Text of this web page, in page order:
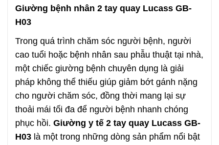
Giường bệnh nhân 2 tay quay Lucass GB-
H03
Trong quá trình chăm sóc người bệnh, người
cao tuổi hoặc bệnh nhân sau phẫu thuật tại nhà,
một chiếc giường bệnh chuyên dụng là giải
pháp không thể thiếu giúp giảm bớt gánh nặng
cho người chăm sóc, đồng thời mang lại sự
thoải mái tối đa để người bệnh nhanh chóng
phục hồi. Giường y tế 2 tay quay Lucass GB-
H03 là một trong những dòng sản phẩm nổi bật